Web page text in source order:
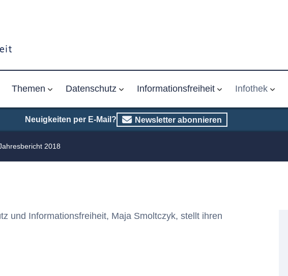
Themen Datenschutz Informationsfreiheit Infothek
Neuigkeiten per E-Mail? Newsletter abonnieren
2018
und Informationsfreiheit, Maja Smoltczyk, stellt ihren